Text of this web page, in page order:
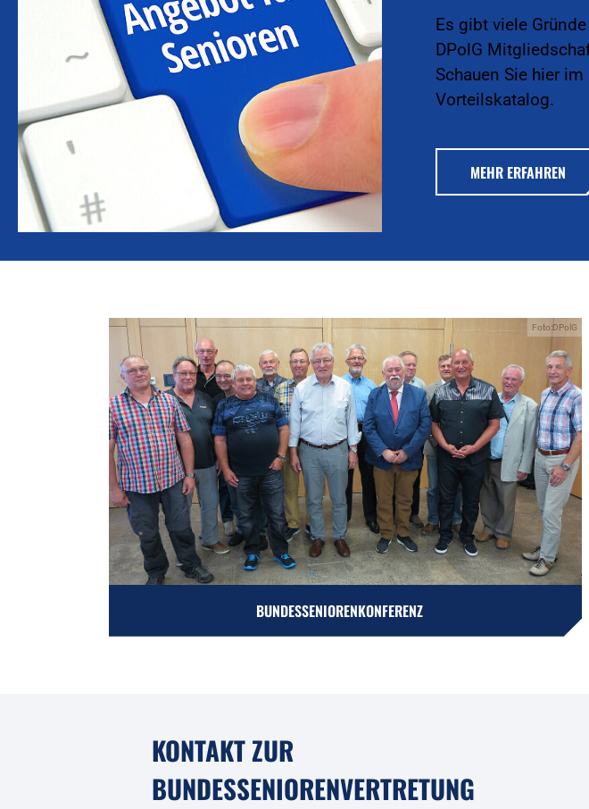
Es gibt viele
DPolG
Schauen Sie hier
Vorteilskatalog.
MEHR ERFAHREN
Foto:DPolG
BUNDESSENIORENKONFERENZ
KONTAKT ZUR
BUNDESSENIORENVERTRETUNG